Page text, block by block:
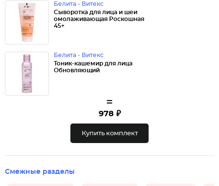
Белита - Витекс
Cыворотка для лица и шеи
омолаживающая Роскошная
45+
Белита - Витекс
Тоник-кашемир для лица
Обновляющий
=
978 ₽
Купить комплект
Смежные разделы